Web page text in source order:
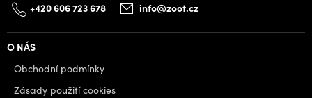
+420 606 723 678 info@zoot.cz
O NÁS
Obchodní podmínky
Zásady použití cookies